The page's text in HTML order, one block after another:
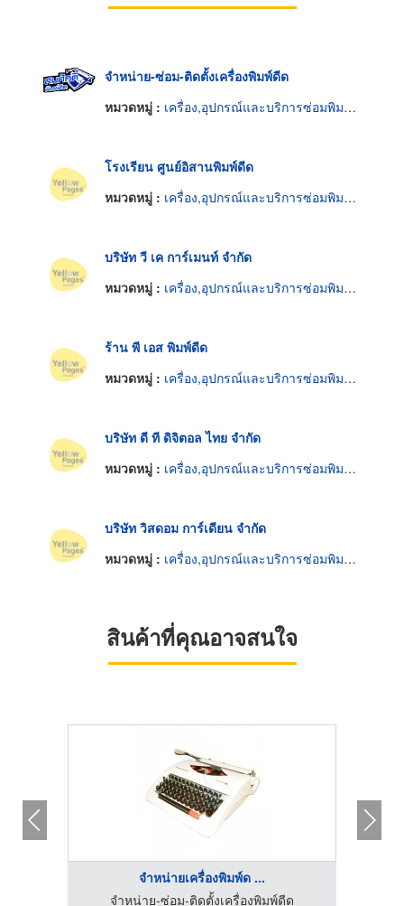
จำหน่าย-ซ่อม-ติดตั้งเครื่องพิมพ์ดีด
หมวดหมู่ : เครื่อง,อุปกรณ์และบริการซ่อมพิมพ์ดีด
โรงเรียน ศูนย์อิสานพิมพ์ดีด
หมวดหมู่ : เครื่อง,อุปกรณ์และบริการซ่อมพิมพ์ดีด
บริษัท วี เค การ์เมนท์ จำกัด
หมวดหมู่ : เครื่อง,อุปกรณ์และบริการซ่อมพิมพ์ดีด
ร้าน พี เอส พิมพ์ดีด
หมวดหมู่ : เครื่อง,อุปกรณ์และบริการซ่อมพิมพ์ดีด
บริษัท ดี ที ดิจิตอล ไทย จำกัด
หมวดหมู่ : เครื่อง,อุปกรณ์และบริการซ่อมพิมพ์ดีด
บริษัท วิสดอม การ์เดียน จำกัด
หมวดหมู่ : เครื่อง,อุปกรณ์และบริการซ่อมพิมพ์ดีด
สินค้าที่คุณอาจสนใจ
จำหน่ายเครื่องพิมพ์ด ...
จำหน่าย-ซ่อม-ติดตั้งเครื่องพิมพ์ดีด